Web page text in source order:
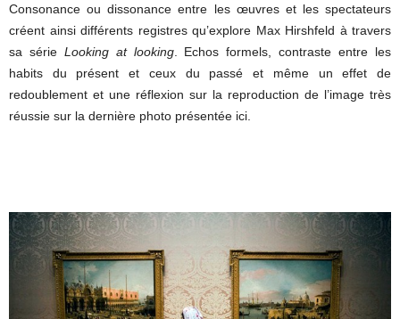
Consonance ou dissonance entre les œuvres et les spectateurs
créent ainsi différents registres qu’explore Max Hirshfeld à travers
sa série Looking at looking. Echos formels, contraste entre les
habits du présent et ceux du passé et même un effet de
redoublement et une réflexion sur la reproduction de l’image très
réussie sur la dernière photo présentée ici.